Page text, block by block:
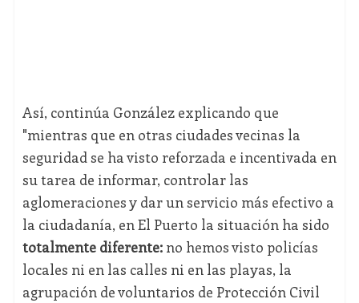
Así, continúa González explicando que
"mientras que en otras ciudades vecinas la
seguridad se ha visto reforzada e incentivada en
su tarea de informar, controlar las
aglomeraciones y dar un servicio más efectivo a
la ciudadanía, en El Puerto la situación ha sido
totalmente diferente:no hemos visto policías
locales ni en las calles ni en las playas, la
agrupación de voluntarios de Protección Civil